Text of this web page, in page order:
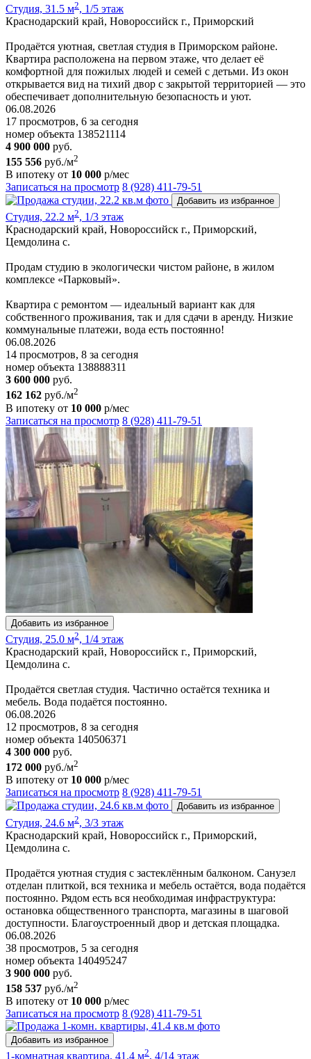
Студия, 31.5 м2, 1/5 этаж
Краснодарский край, Новороссийск г., Приморский
Продаётся уютная, светлая студия в Приморском районе.
Квартира расположена на первом этаже, что делает её
комфортной для пожилых людей и семей с детьми. Из окон
открывается вид на тихий двор с закрытой территорией — это
обеспечивает дополнительную безопасность и уют.
06.08.2026
17 просмотров, 6 за сегодня
номер объекта 138521114
4 900 000 руб.
155 556 руб./м2
В ипотеку от 10 000 р/мес
Записаться на просмотр 8 (928) 411-79-51
Добавить из избранное
Студия, 22.2 м2, 1/3 этаж
Краснодарский край, Новороссийск г., Приморский,
Цемдолина с.
Продам студию в экологически чистом районе, в жилом
комплексе «Парковый».
Квартира с ремонтом — идеальный вариант как для
собственного проживания, так и для сдачи в аренду. Низкие
коммунальные платежи, вода есть постоянно!
06.08.2026
14 просмотров, 8 за сегодня
номер объекта 138888311
3 600 000 руб.
162 162 руб./м2
В ипотеку от 10 000 р/мес
Записаться на просмотр 8 (928) 411-79-51
Добавить из избранное
Студия, 25.0 м2, 1/4 этаж
Краснодарский край, Новороссийск г., Приморский,
Цемдолина с.
Продаётся светлая студия. Частично остаётся техника и
мебель. Вода подаётся постоянно.
06.08.2026
12 просмотров, 8 за сегодня
номер объекта 140506371
4 300 000 руб.
172 000 руб./м2
В ипотеку от 10 000 р/мес
Записаться на просмотр 8 (928) 411-79-51
Добавить из избранное
Студия, 24.6 м2, 3/3 этаж
Краснодарский край, Новороссийск г., Приморский,
Цемдолина с.
Продаётся уютная студия с застеклённым балконом. Санузел
отделан плиткой, вся техника и мебель остаётся, вода подаётся
постоянно. Рядом есть вся необходимая инфраструктура:
остановка общественного транспорта, магазины в шаговой
доступности. Благоустроенный двор и детская площадка.
06.08.2026
38 просмотров, 5 за сегодня
номер объекта 140495247
3 900 000 руб.
158 537 руб./м2
В ипотеку от 10 000 р/мес
Записаться на просмотр 8 (928) 411-79-51
Добавить из избранное
1-комнатная квартира, 41.4 м2, 4/14 этаж